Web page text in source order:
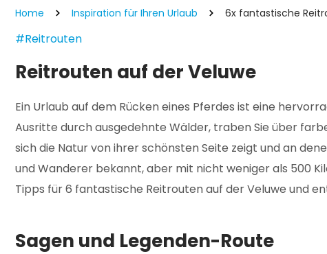
Home Inspiration für Ihren Urlaub 6x fantastische
#Reitrouten
Reitrouten auf der Veluwe
Ein Urlaub auf dem Rücken eines Pferdes ist eine
Ausritte durch ausgedehnte Wälder, traben Sie über
sich die Natur von ihrer schönsten Seite zeigt und an
und Wanderer bekannt, aber mit nicht weniger als 500
Tipps für 6 fantastische Reitrouten auf der Veluwe und
Sagen und Legenden-Route